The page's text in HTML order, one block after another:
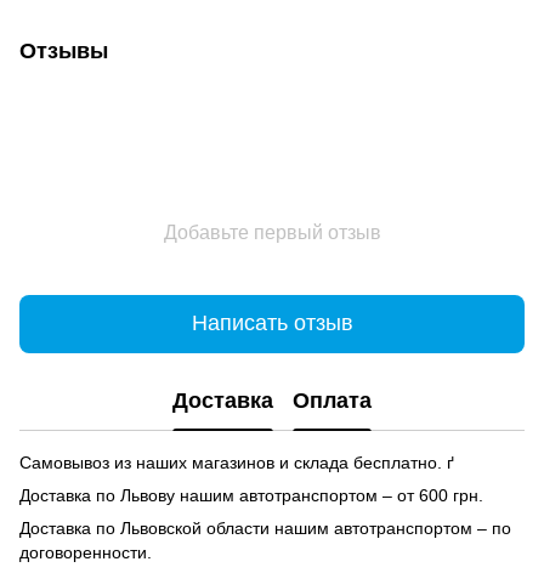
Отзывы
Добавьте первый отзыв
Написать отзыв
Доставка Оплата
Самовывоз из наших магазинов и склада бесплатно. ґ
Доставка по Львову нашим автотранспортом – от 600 грн.
Доставка по Львовской области нашим автотранспортом – по
договоренности.